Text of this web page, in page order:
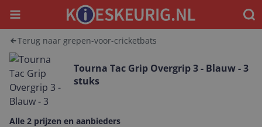
Menu
Terug naar grepen-voor-cricketbats
Tourna Tac Grip Overgrip 3 - Blauw - 3
stuks
Alle 2 prijzen en aanbieders